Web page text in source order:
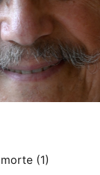
(1)